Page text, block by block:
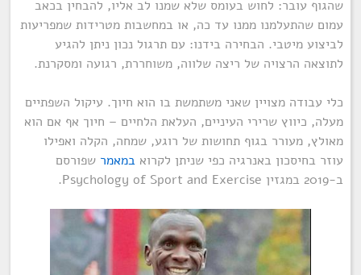
שהגוף עובר: לחוש בעומס שלא שמנו לב אליו, להבחין בכאב
עמום שהתעלמנו ממנו עד כה, או במחשבות מטרידות שמפריעות
לביצוע מיטבי. הבחירה בידנו: עם תרגול נכון ניתן להגיע
לתוצאה הרצויה של ריצה שלווה, משוחררת, רגועה ומסקרנת.
כלי עבודה מצויין שאני משתמשת בו הוא חיוך. עיקול השפתיים
מעלה, כיווץ שרירי העיניים, העלאת הלחיים – חיוך אף אם הוא
מאולץ, מעורר בגוף תחושות של רוגע, שמחה, הקלה ואפילו
עוזר בחיסכון באנרגיה כפי שניתן לקרואבמאמר שפורסם
ב-2019 במגזין Psychology of Sport and Exercise.